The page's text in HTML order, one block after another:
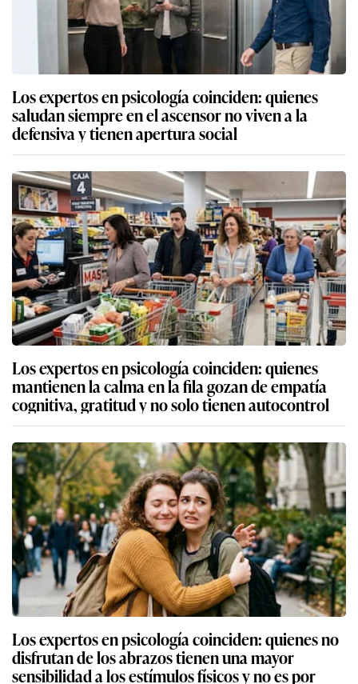
Los expertos en psicología coinciden: quienes
saludan siempre en el ascensor no viven a la
defensiva y tienen apertura social
Los expertos en psicología coinciden: quienes
mantienen la calma en la fila gozan de empatía
cognitiva, gratitud y no solo tienen autocontrol
Los expertos en psicología coinciden: quienes no
disfrutan de los abrazos tienen una mayor
sensibilidad a los estímulos físicos y no es por